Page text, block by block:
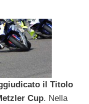
il Titolo
Cup. Nella